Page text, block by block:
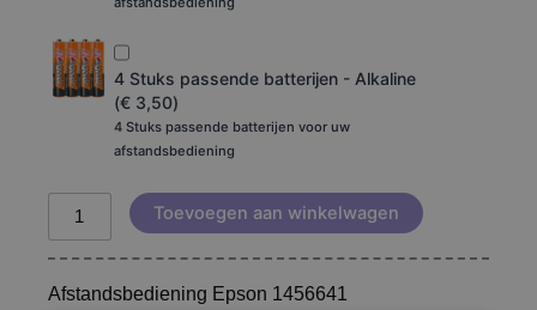
4 Stuks passende batterijen - Alkaline
(€ 3,50)
4 Stuks passende batterijen voor uw
afstandsbediening
Toevoegen aan winkelwagen
Afstandsbediening Epson 1456641